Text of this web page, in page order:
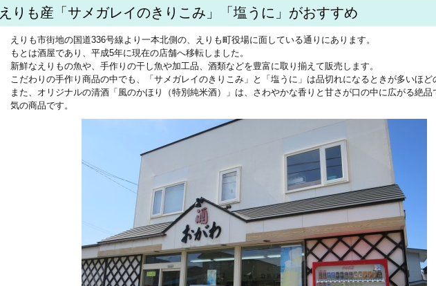
えりも産「サメガレイのきりこみ」「塩うに」がおすすめ
えりも市街地の国道336号線より一本北側の、えりも町役場に面している通りにあります。
もとは酒屋であり、平成5年に現在の店舗へ移転しました。
新鮮なえりもの魚や、手作りの干し魚や加工品、酒類などを豊富に取り揃えて販売します。
こだわりの手作り商品の中でも、「サメガレイのきりこみ」と「塩うに」は品切れになるときが多いほど
また、オリジナルの清酒「風のかほり（特別純米酒）」は、さわやかな香りと甘さが口の中に広がる絶品
気の商品です。